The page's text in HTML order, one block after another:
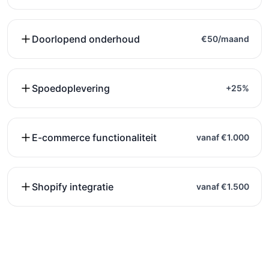
Doorlopend onderhoud €50/maand
Spoedoplevering +25%
E-commerce functionaliteit vanaf €1.000
Shopify integratie vanaf €1.500